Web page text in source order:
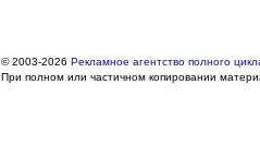
© 2003-2026 Рекламное агентство полного
При полном или частичном копировании